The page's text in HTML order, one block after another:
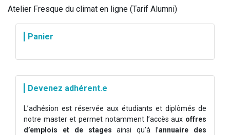
Atelier Fresque du climat en ligne (Tarif Alumni)
Panier
Devenez adhérent.e
L’adhésion est réservée aux étudiants et diplômés de
notre master et permet notamment l’accès aux offres
d’emplois et de stages ainsi qu'à l’annuaire des